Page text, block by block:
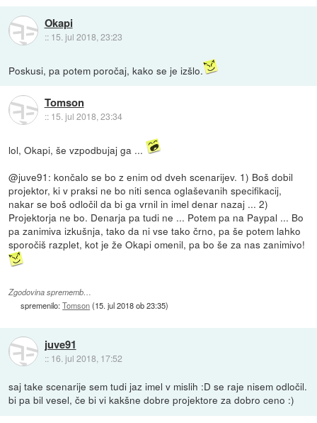
Okapi
:: 15. jul 2018, 23:23
Poskusi, pa potem poročaj, kako se je izšlo.
Tomson
:: 15. jul 2018, 23:34
lol, Okapi, še vzpodbujaj ga ...
@juve91: končalo se bo z enim od dveh scenarijev. 1) Boš dobil
projektor, ki v praksi ne bo niti senca oglaševanih specifikacij,
nakar se boš odločil da bi ga vrnil in imel denar nazaj ... 2)
Projektorja ne bo. Denarja pa tudi ne ... Potem pa na Paypal ... Bo
pa zanimiva izkušnja, tako da ni vse tako črno, pa še potem lahko
sporočiš razplet, kot je že Okapi omenil, pa bo še za nas zanimivo!
Zgodovina sprememb…
spremenilo:Tomson(15. jul 2018 ob 23:35)
juve91
:: 16. jul 2018, 17:52
saj take scenarije sem tudi jaz imel v mislih :D se raje nisem odločil.
bi pa bil vesel, če bi vi kakšne dobre projektore za dobro ceno :)